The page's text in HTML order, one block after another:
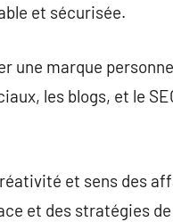
et sécurisée.
une marque
les blogs, et le
et sens des
et des stratégies